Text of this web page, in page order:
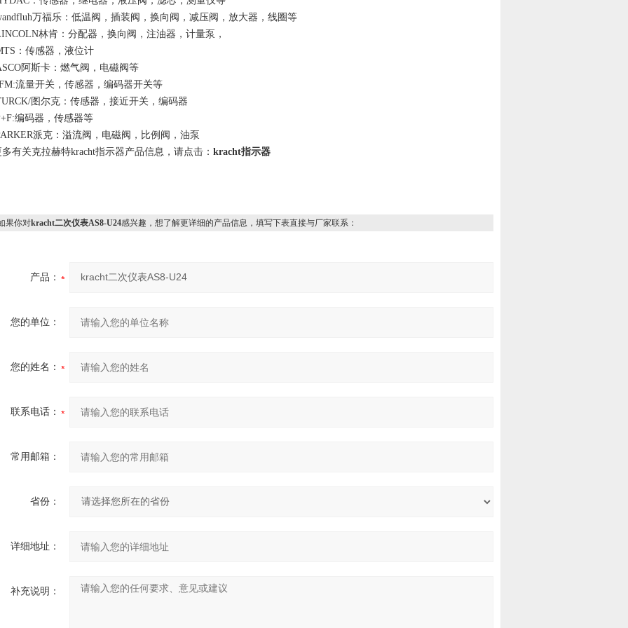
万福乐：低温阀，插装阀，换向阀，减压阀，放大器，线圈等
林肯：分配器，换向阀，注油器，计量泵，
：传感器，液位计
阿斯卡：燃气阀，电磁阀等
流量开关，传感器，编码器开关等
图尔克：传感器，接近开关，编码器
编码器，传感器等
派克：溢流阀，电磁阀，比例阀，油泵
多有关克拉赫特kracht指示器产品信息，请点击： kracht指示器
你对kracht二次仪表AS8-U24感兴趣，想了解更详细的产品信息，填写下表直接与厂家联系：
产品：
您的单位：
您的姓名：
联系电话：
常用邮箱：
省份：
详细地址：
补充说明：